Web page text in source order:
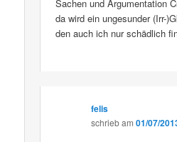
Sachen und Argumentation
da wird ein ungesunder (Irr-
den auch ich nur schädlich
felis
schriebam01/07/